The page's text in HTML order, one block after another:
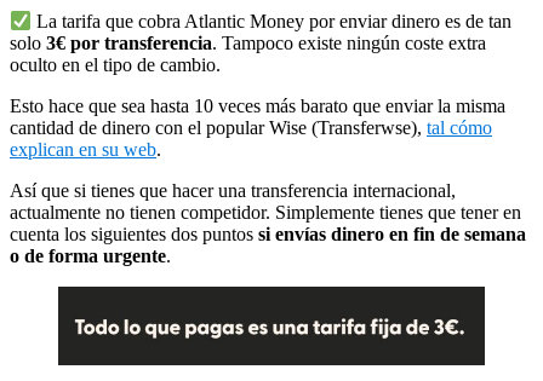
La tarifa que cobra Atlantic Money por enviar dinero es de tan
solo 3€ por transferencia. Tampoco existe ningún coste extra
oculto en el tipo de cambio.
Esto hace que sea hasta 10 veces más barato que enviar la misma
cantidad de dinero con el popular Wise (Transferwse), tal cómo
explican en su web.
Así que si tienes que hacer una transferencia internacional,
actualmente no tienen competidor. Simplemente tienes que tener en
cuenta los siguientes dos puntos si envías dinero en fin de semana
o de forma urgente.